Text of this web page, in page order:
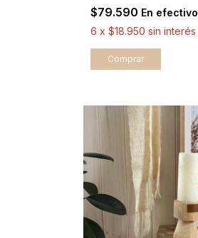
$79.590 En efectivo
6 x $18.950 sin interés